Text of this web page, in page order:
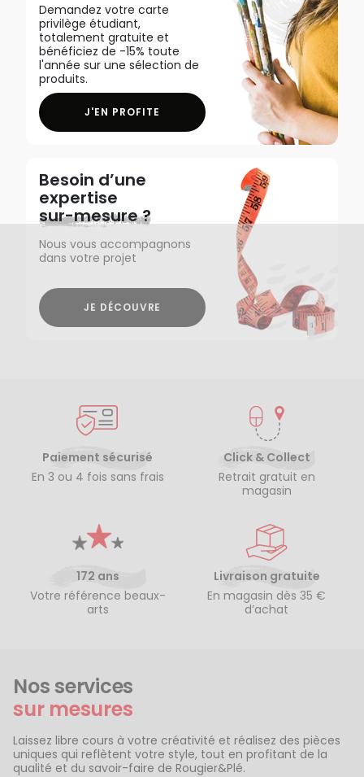
Demandez votre carte
privilège étudiant,
totalement gratuite et
bénéficiez de -15% toute
l'année sur une sélection de
produits.
J'EN PROFITE
Besoin d’une
expertise
sur-mesure ?
Nous vous accompagnons
dans votre projet
JE DÉCOUVRE
Paiement sécurisé
En 3 ou 4 fois sans frais
Click & Collect
Retrait gratuit en
magasin
172 ans
Votre référence beaux-
arts
Livraison gratuite
En magasin dès 35 €
d’achat
Nos services
sur mesures
Laissez libre cours à votre créativité et réalisez des pièces
uniques qui reflètent votre style, tout en profitant de la
qualité et du savoir-faire de Rougier&Plé.